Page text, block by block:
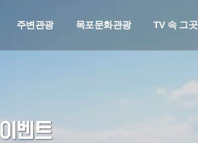
주변관광 목포문화관광 TV 속 그곳
이벤트